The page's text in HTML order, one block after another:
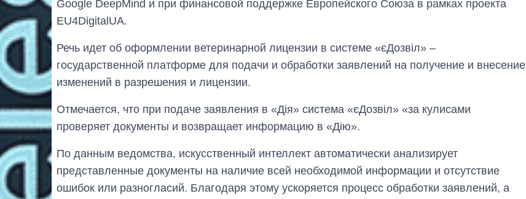
Google DeepMind и при финансовой поддержке Европейского Союза в рамках проекта
EU4DigitalUA.
Речь идет об оформлении ветеринарной лицензии в системе «єДозвіл» –
государственной платформе для подачи и обработки заявлений на получение и внесение
изменений в разрешения и лицензии.
Отмечается, что при подаче заявления в «Дія» система «єДозвіл» «за кулисами
проверяет документы и возвращает информацию в «Дію».
По данным ведомства, искусственный интеллект автоматически анализирует
представленные документы на наличие всей необходимой информации и отсутствие
ошибок или разногласий. Благодаря этому ускоряется процесс обработки заявлений, а
танков продала
независимости